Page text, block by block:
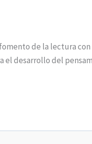
de la lectura
el desarrollo del